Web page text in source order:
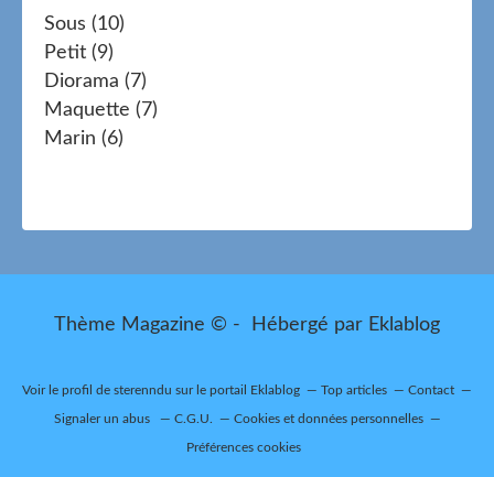
Sous (10)
Petit (9)
Diorama (7)
Maquette (7)
Marin (6)
Thème Magazine © - Hébergé par Eklablog
Voir le profil de sterenndu sur le portail Eklablog Top articles Contact
Signaler un abus C.G.U. Cookies et données personnelles
Préférences cookies